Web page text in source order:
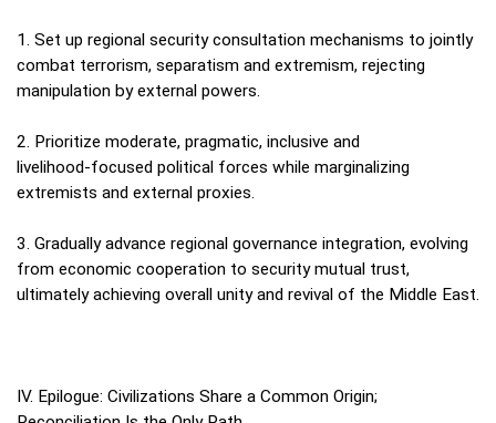
1. Set up regional security consultation mechanisms to jointly
combat terrorism, separatism and extremism, rejecting
manipulation by external powers.
2. Prioritize moderate, pragmatic, inclusive and
livelihood‑focused political forces while marginalizing
extremists and external proxies.
3. Gradually advance regional governance integration, evolving
from economic cooperation to security mutual trust,
ultimately achieving overall unity and revival of the Middle East.
IV. Epilogue: Civilizations Share a Common Origin;